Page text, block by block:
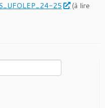
25
(à lire